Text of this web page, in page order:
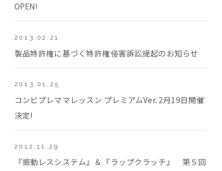
OPEN!
2013.02.21
製品特許権に基づく特許権侵害訴訟提起のお知らせ
2013.01.25
コンビプレママレッスン プレミアムVer. 2月19日開催
決定!
2012.11.29
『振動レスシステム』＆『ラップクラッチ』 第５回